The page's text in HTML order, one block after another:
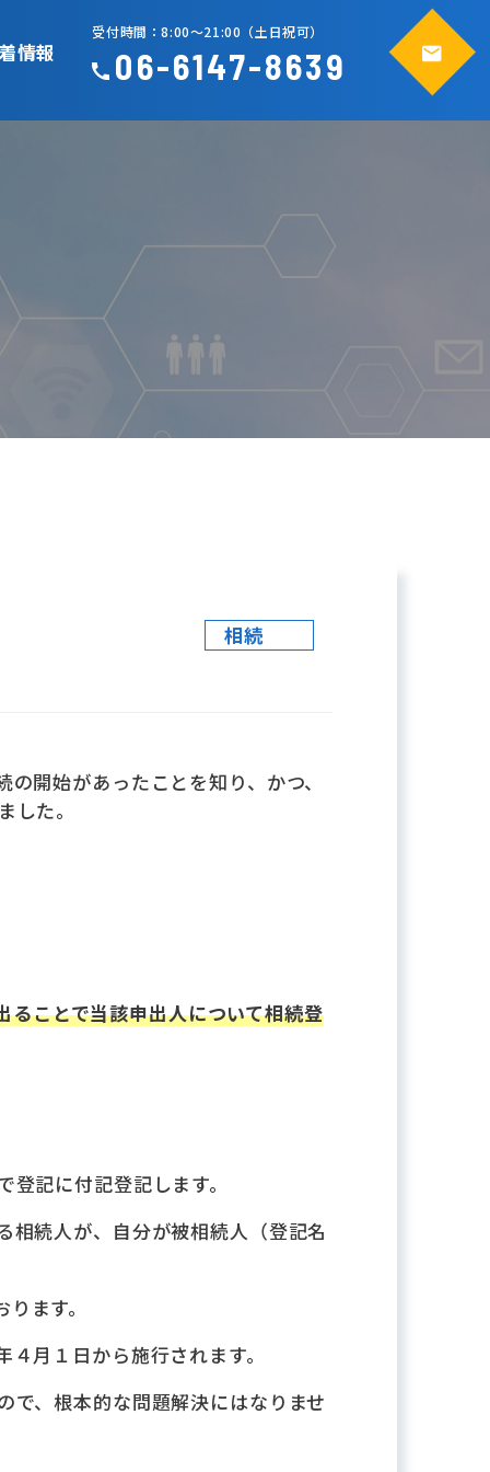
情報
受付時間：8:00～21:00（土日祝可）
06-6147-8639
相続
開始があったことを知り、かつ、
た。
ことで当該申出人について相続登
記に付記登記します。
相続人が、自分が被相続人（登記名
ます。
月１日から施行されます。
で、根本的な問題解決にはなりませ